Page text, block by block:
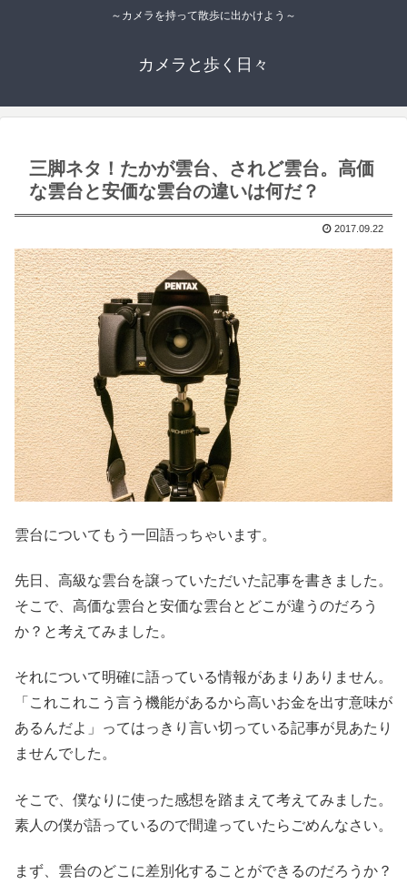
～カメラを持って散歩に出かけよう～
カメラと歩く日々
三脚ネタ！たかが雲台、されど雲台。高価
な雲台と安価な雲台の違いは何だ？
2017.09.22
雲台についてもう一回語っちゃいます。
先日、高級な雲台を譲っていただいた記事を書きました。
そこで、高価な雲台と安価な雲台とどこが違うのだろう
か？と考えてみました。
それについて明確に語っている情報があまりありません。
「これこれこう言う機能があるから高いお金を出す意味が
あるんだよ」ってはっきり言い切っている記事が見あたり
ませんでした。
そこで、僕なりに使った感想を踏まえて考えてみました。
素人の僕が語っているので間違っていたらごめんなさい。
まず、雲台のどこに差別化することができるのだろうか？